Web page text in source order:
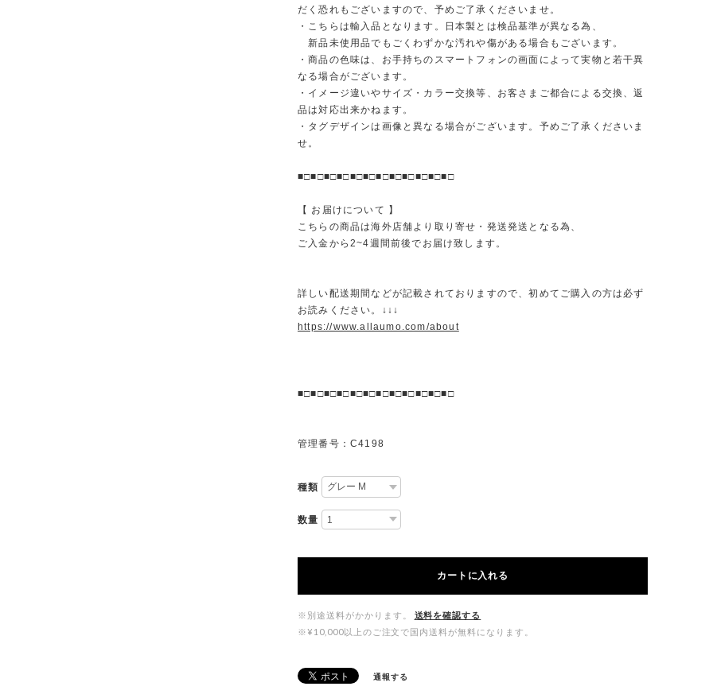
だく恐れもございますので、予めご了承くださいませ。
・こちらは輸入品となります。日本製とは検品基準が異なる為、
新品未使用品でもごくわずかな汚れや傷がある場合もございます。
・商品の色味は、お手持ちのスマートフォンの画面によって実物と若干異
なる場合がございます。
・イメージ違いやサイズ・カラー交換等、お客さまご都合による交換、返
品は対応出来かねます。
・タグデザインは画像と異なる場合がございます。予めご了承くださいま
せ。
■□■□■□■□■□■□■□■□■□■□■□■□
【 お届けについて 】
こちらの商品は海外店舗より取り寄せ・発送発送となる為、
ご入金から2~4週間前後でお届け致します。
詳しい配送期間などが記載されておりますので、初めてご購入の方は必ず
お読みください。↓↓↓
https://www.allaumo.com/about
■□■□■□■□■□■□■□■□■□■□■□■□
管理番号：C4198
種類
数量
カートに入れる
※別途送料がかかります。
送料を確認する
※¥10,000以上のご注文で国内送料が無料になります。
通報する